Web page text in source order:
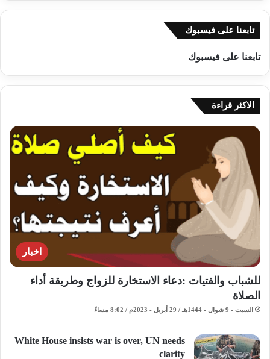
تابعنا على فيسبوك
تابعنا على فيسبوك
الاكثر قراءة
اخبار
للشباب والفتيات :دعاء الاستخارة للزواج وطريقة أداء
الصلاة
السبت - 9 شوال - 1444هـ / 29 أبريل - 2023م / 8:02 مساءً
White House insists war is over, UN needs
clarity